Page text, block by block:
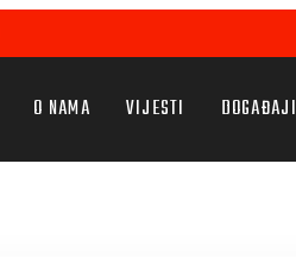
O NAMA VIJESTI DOGAĐAJI